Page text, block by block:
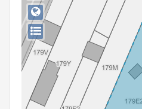
Downloads
Hergebruik
Aanmelden